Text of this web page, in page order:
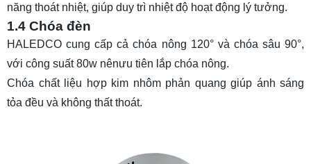
năng thoát nhiệt, giúp duy trì nhiệt độ hoạt động lý tưởng.
1.4 Chóa đèn
HALEDCO cung cấp cả chóa nông 120° và chóa sâu 90°,
với công suất 80w nênưu tiên lắp chóa nông.
Chóa chất liệu hợp kim nhôm phản quang giúp ánh sáng
tỏa đều và không thất thoát.